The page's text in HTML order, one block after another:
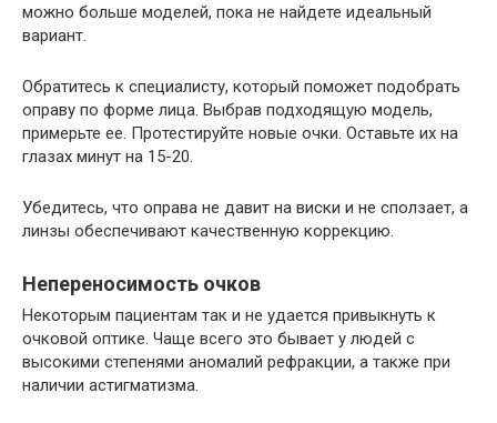
можно больше моделей, пока не найдете идеальный
вариант.
Обратитесь к специалисту, который поможет подобрать
оправу по форме лица. Выбрав подходящую модель,
примерьте ее. Протестируйте новые очки. Оставьте их на
глазах минут на 15-20.
Убедитесь, что оправа не давит на виски и не сползает, а
линзы обеспечивают качественную коррекцию.
Непереносимость очков
Некоторым пациентам так и не удается привыкнуть к
очковой оптике. Чаще всего это бывает у людей с
высокими степенями аномалий рефракции, а также при
наличии астигматизма.